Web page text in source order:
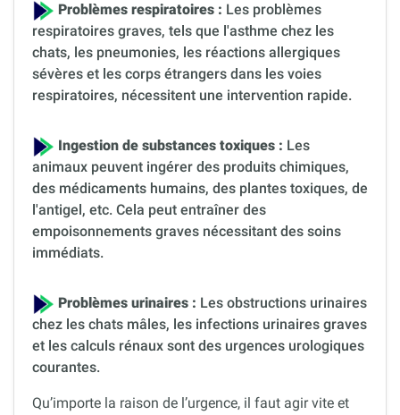
Problèmes respiratoires : Les problèmes
respiratoires graves, tels que l'asthme chez les
chats, les pneumonies, les réactions allergiques
sévères et les corps étrangers dans les voies
respiratoires, nécessitent une intervention rapide.
Ingestion de substances toxiques : Les
animaux peuvent ingérer des produits chimiques,
des médicaments humains, des plantes toxiques, de
l'antigel, etc. Cela peut entraîner des
empoisonnements graves nécessitant des soins
immédiats.
Problèmes urinaires : Les obstructions urinaires
chez les chats mâles, les infections urinaires graves
et les calculs rénaux sont des urgences urologiques
courantes.
Qu’importe la raison de l’urgence, il faut agir vite et